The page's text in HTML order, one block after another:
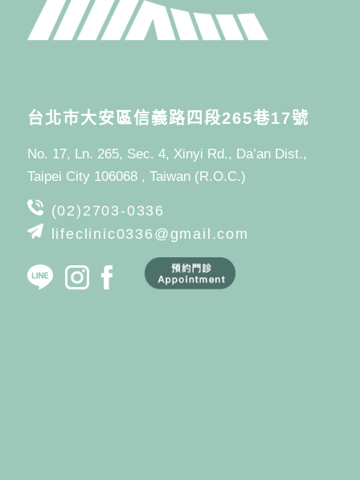
台北市大安區信義路四段265巷17號
No. 17, Ln. 265, Sec. 4, Xinyi Rd., Da’an Dist.,
Taipei City 106068 , Taiwan (R.O.C.)
(02)2703-0336
lifeclinic0336@gmail.com